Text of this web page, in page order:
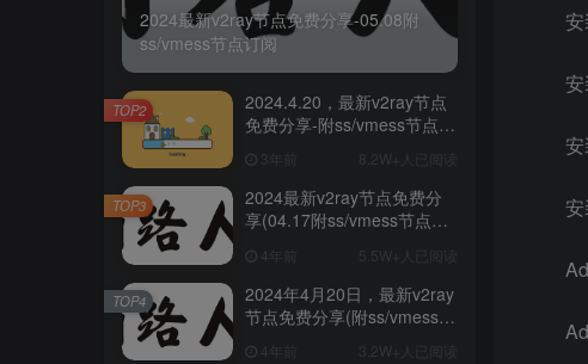
2024最新v2ray节点免费分享-05.08附
ss/vmess节点订阅
2024.4.20，最新v2ray节点
免费分享-附ss/vmess节点订
3年前 8.2W+人已阅读
TOP2
2024最新v2ray节点免费分
享(04.17附ss/vmess节点订
4年前 5.5W+人已阅读
TOP3
2024年4月20日，最新v2ray
节点免费分享(附ss/vmess节
4年前 3.2W+人已阅读
TOP4